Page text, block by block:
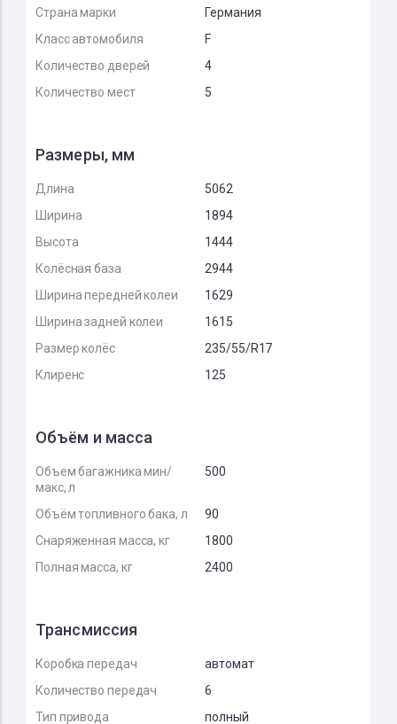
Страна марки
Германия
Класс автомобиля
F
Количество дверей
4
Количество мест
5
Размеры, мм
Длина
5062
Ширина
1894
Высота
1444
Колёсная база
2944
Ширина передней колеи
1629
Ширина задней колеи
1615
Размер колёс
235/55/R17
Клиренс
125
Объём и масса
Объем багажника мин/
макс, л
500
Объём топливного бака, л
90
Снаряженная масса, кг
1800
Полная масса, кг
2400
Трансмиссия
Коробка передач
автомат
Количество передач
6
Тип привода
полный